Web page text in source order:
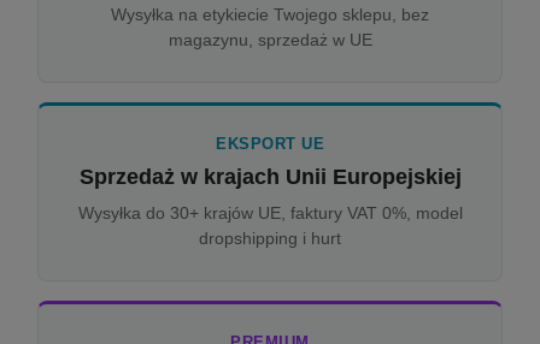
Wysyłka na etykiecie Twojego sklepu, bez
magazynu, sprzedaż w UE
EKSPORT UE
Sprzedaż w krajach Unii Europejskiej
Wysyłka do 30+ krajów UE, faktury VAT 0%, model
dropshipping i hurt